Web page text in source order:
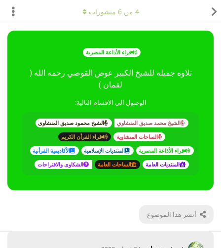
قراء الأذاعة المصرية
تلاوه جميله للشيخ الكبير عوض القوصي رحمه الله (
لقمان )
الوصول الي الاقسام التالية:
الشيخ محمد صديق المنشاوي
الشيخ محمود صديق المنشاوى
الساحات المنشاوية
قراء القرأن الكريم
قراء الأذاعة المصرية
المنتديات الإسلامية
الأكاديمية القرأنية
المنتديات العامة
الساحات العامة الشكاوى والاقتراحات
أنشر هذا الموضوع
4 من6 منشورات